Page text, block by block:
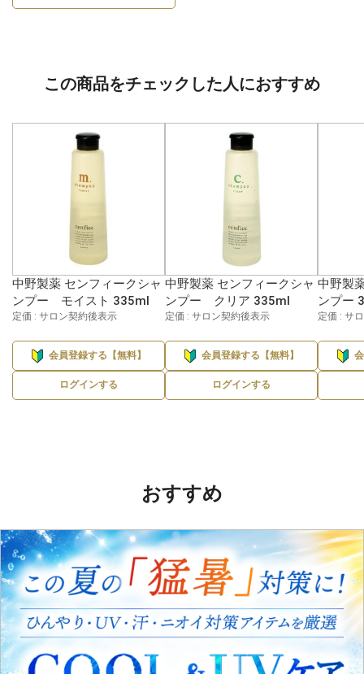
この商品をチェックした人におすすめ
中野製薬 センフィークシャ
ンプー モイスト 335ml
定価 : サロン契約後表示
会員登録する【無料】
ログインする
中野製薬 センフィークシャ
ンプー クリア 335ml
定価 : サロン契約後表示
会員登録する【無料】
ログインする
中野製
ンプー
定価 : サ
おすすめ